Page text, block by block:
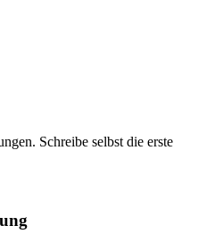
Schreibe selbst die erste